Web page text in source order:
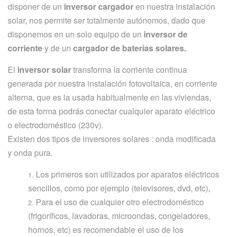
disponer de un inversor cargadoren nuestra instalación
solar, nos permite ser totalmente autónomos, dado que
disponemos en un solo equipo de un inversor de
corrientey de un cargador de baterías solares.
El inversor solartransforma la corriente continua
generada por nuestra instalación fotovoltaica, en corriente
alterna, que es la usada habitualmente en las viviendas,
de esta forma podrás conectar cualquier aparato eléctrico
o electrodoméstico (230v).
Existen dos tipos de inversores solares : onda modificada
y onda pura.
Los primeros son utilizados por aparatos eléctricos
sencillos, como por ejemplo (televisores, dvd, etc),
Para el uso de cualquier otro electrodoméstico
(frigoríficos, lavadoras, microondas, congeladores,
hornos, etc) es recomendable el uso de los